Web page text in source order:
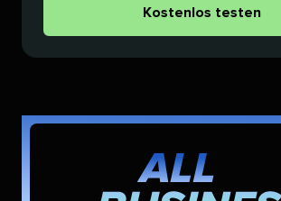
Kostenlos testen​​